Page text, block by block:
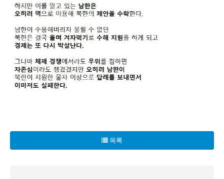
2. 부족한 식량 남한과의 비교에서 북한의 경제가 허물어지
3. 미친 정권의 고집 북한의 정치적인 상황은 더욱 악화되었
목록